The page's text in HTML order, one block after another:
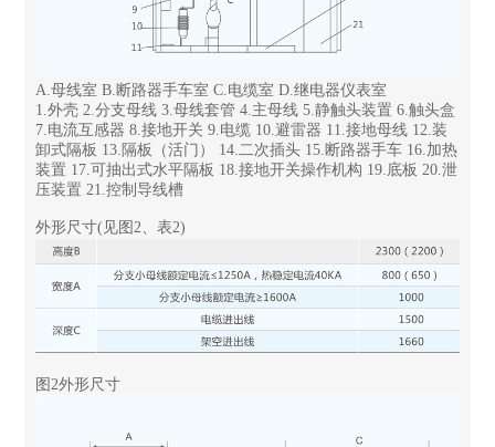
A.母线室 B.断路器手车室 C.电缆室 D.继电器仪表室
1.外壳 2.分支母线 3.母线套管 4.主母线 5.静触头装置 6.触头盒
7.电流互感器 8.接地开关 9.电缆 10.避雷器 11.接地母线 12.装
卸式隔板 13.隔板（活门） 14.二次插头 15.断路器手车 16.加热
装置 17.可抽出式水平隔板 18.接地开关操作机构 19.底板 20.泄
压装置 21.控制导线槽
外形尺寸(见图2、表2)
图2外形尺寸